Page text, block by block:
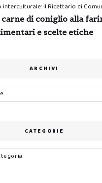
interculturale: il Ricettario di
carne di coniglio alla
e scelte etiche
ARCHIVI
CATEGORIE